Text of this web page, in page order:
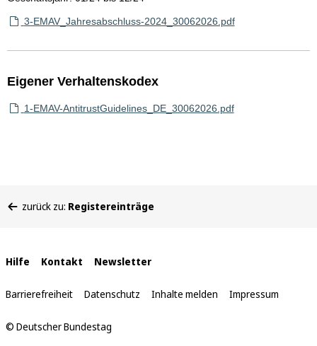
3-EMAV_Jahresabschluss-2024_30062026.pdf
Eigener Verhaltenskodex
1-EMAV-AntitrustGuidelines_DE_30062026.pdf
befinden
zurück zu: Registereinträge
Interne
Links
Hilfe Kontakt Newsletter
Barrierefreiheit Datenschutz Inhalte melden Impressum
© Deutscher Bundestag